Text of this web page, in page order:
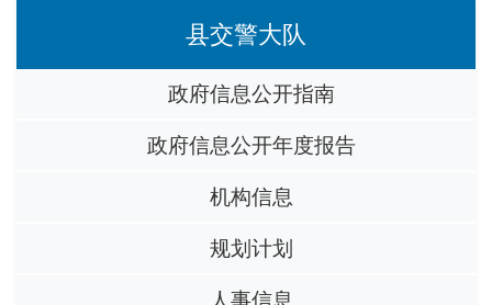
县交警大队
政府信息公开指南
政府信息公开年度报告
机构信息
规划计划
人事信息